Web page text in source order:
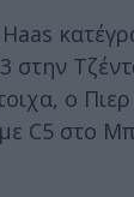
στην
ο
C5 στο